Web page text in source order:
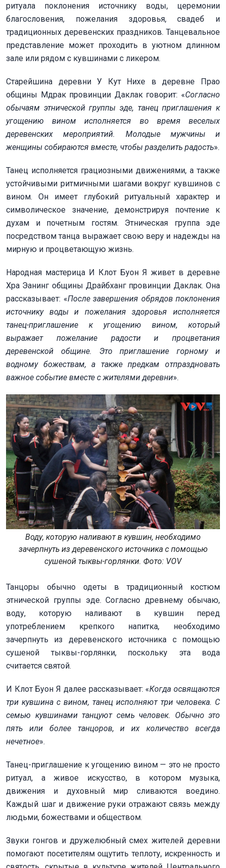
ритуала поклонения источнику воды, церемонии
благословения, пожелания здоровья, свадеб и
традиционных деревенских праздников. Танцевальное
представление может проходить в уютном длинном
зале или рядом с кувшинами с ликером.
Старейшина деревни У Кут Нихе в деревне Прао
общины Мдрак провинции Даклак говорит: «Согласно
обычаям этнической группы эде, танец приглашения к
угощению вином исполняется во время веселых
деревенских мероприятий. Молодые мужчины и
женщины собираются вместе, чтобы разделить радость».
Танец исполняется грациозными движениями, а также
устойчивыми ритмичными шагами вокруг кувшинов с
вином. Он имеет глубокий ритуальный характер и
символическое значение, демонстрируя почтение к
духам и почетным гостям. Этническая группа эде
посредством танца выражает свою веру и надежды на
мирную и процветающую жизнь.
Народная мастерица И Клот Буон Я живет в деревне
Хра Эанинг общины Драйбханг провинции Даклак. Она
рассказывает: «После завершения обрядов поклонения
источнику воды и пожелания здоровья исполняется
танец-приглашение к угощению вином, который
выражает пожелание радости и процветания
деревенской общине. Это приглашение горному и
водному божествам, а также предкам отпраздновать
важное событие вместе с жителями деревни».
Воду, которую наливают в кувшин, необходимо
зачерпнуть из деревенского источника с помощью
сушеной тыквы-горлянки. Фото: VOV
Танцоры обычно одеты в традиционный костюм
этнической группы эде. Согласно древнему обычаю,
воду, которую наливают в кувшин перед
употреблением крепкого напитка, необходимо
зачерпнуть из деревенского источника с помощью
сушеной тыквы-горлянки, поскольку эта вода
считается святой.
И Клот Буон Я далее рассказывает: «Когда освящаются
три кувшина с вином, танец исполняют три человека. С
семью кувшинами танцуют семь человек. Обычно это
пять или более танцоров, и их количество всегда
нечетное».
Танец-приглашение к угощению вином — это не просто
ритуал, а живое искусство, в котором музыка,
движения и духовный мир сливаются воедино.
Каждый шаг и движение руки отражают связь между
людьми, божествами и обществом.
Звуки гонгов и дружелюбный смех жителей деревни
помогают посетителям ощутить теплоту, искренность и